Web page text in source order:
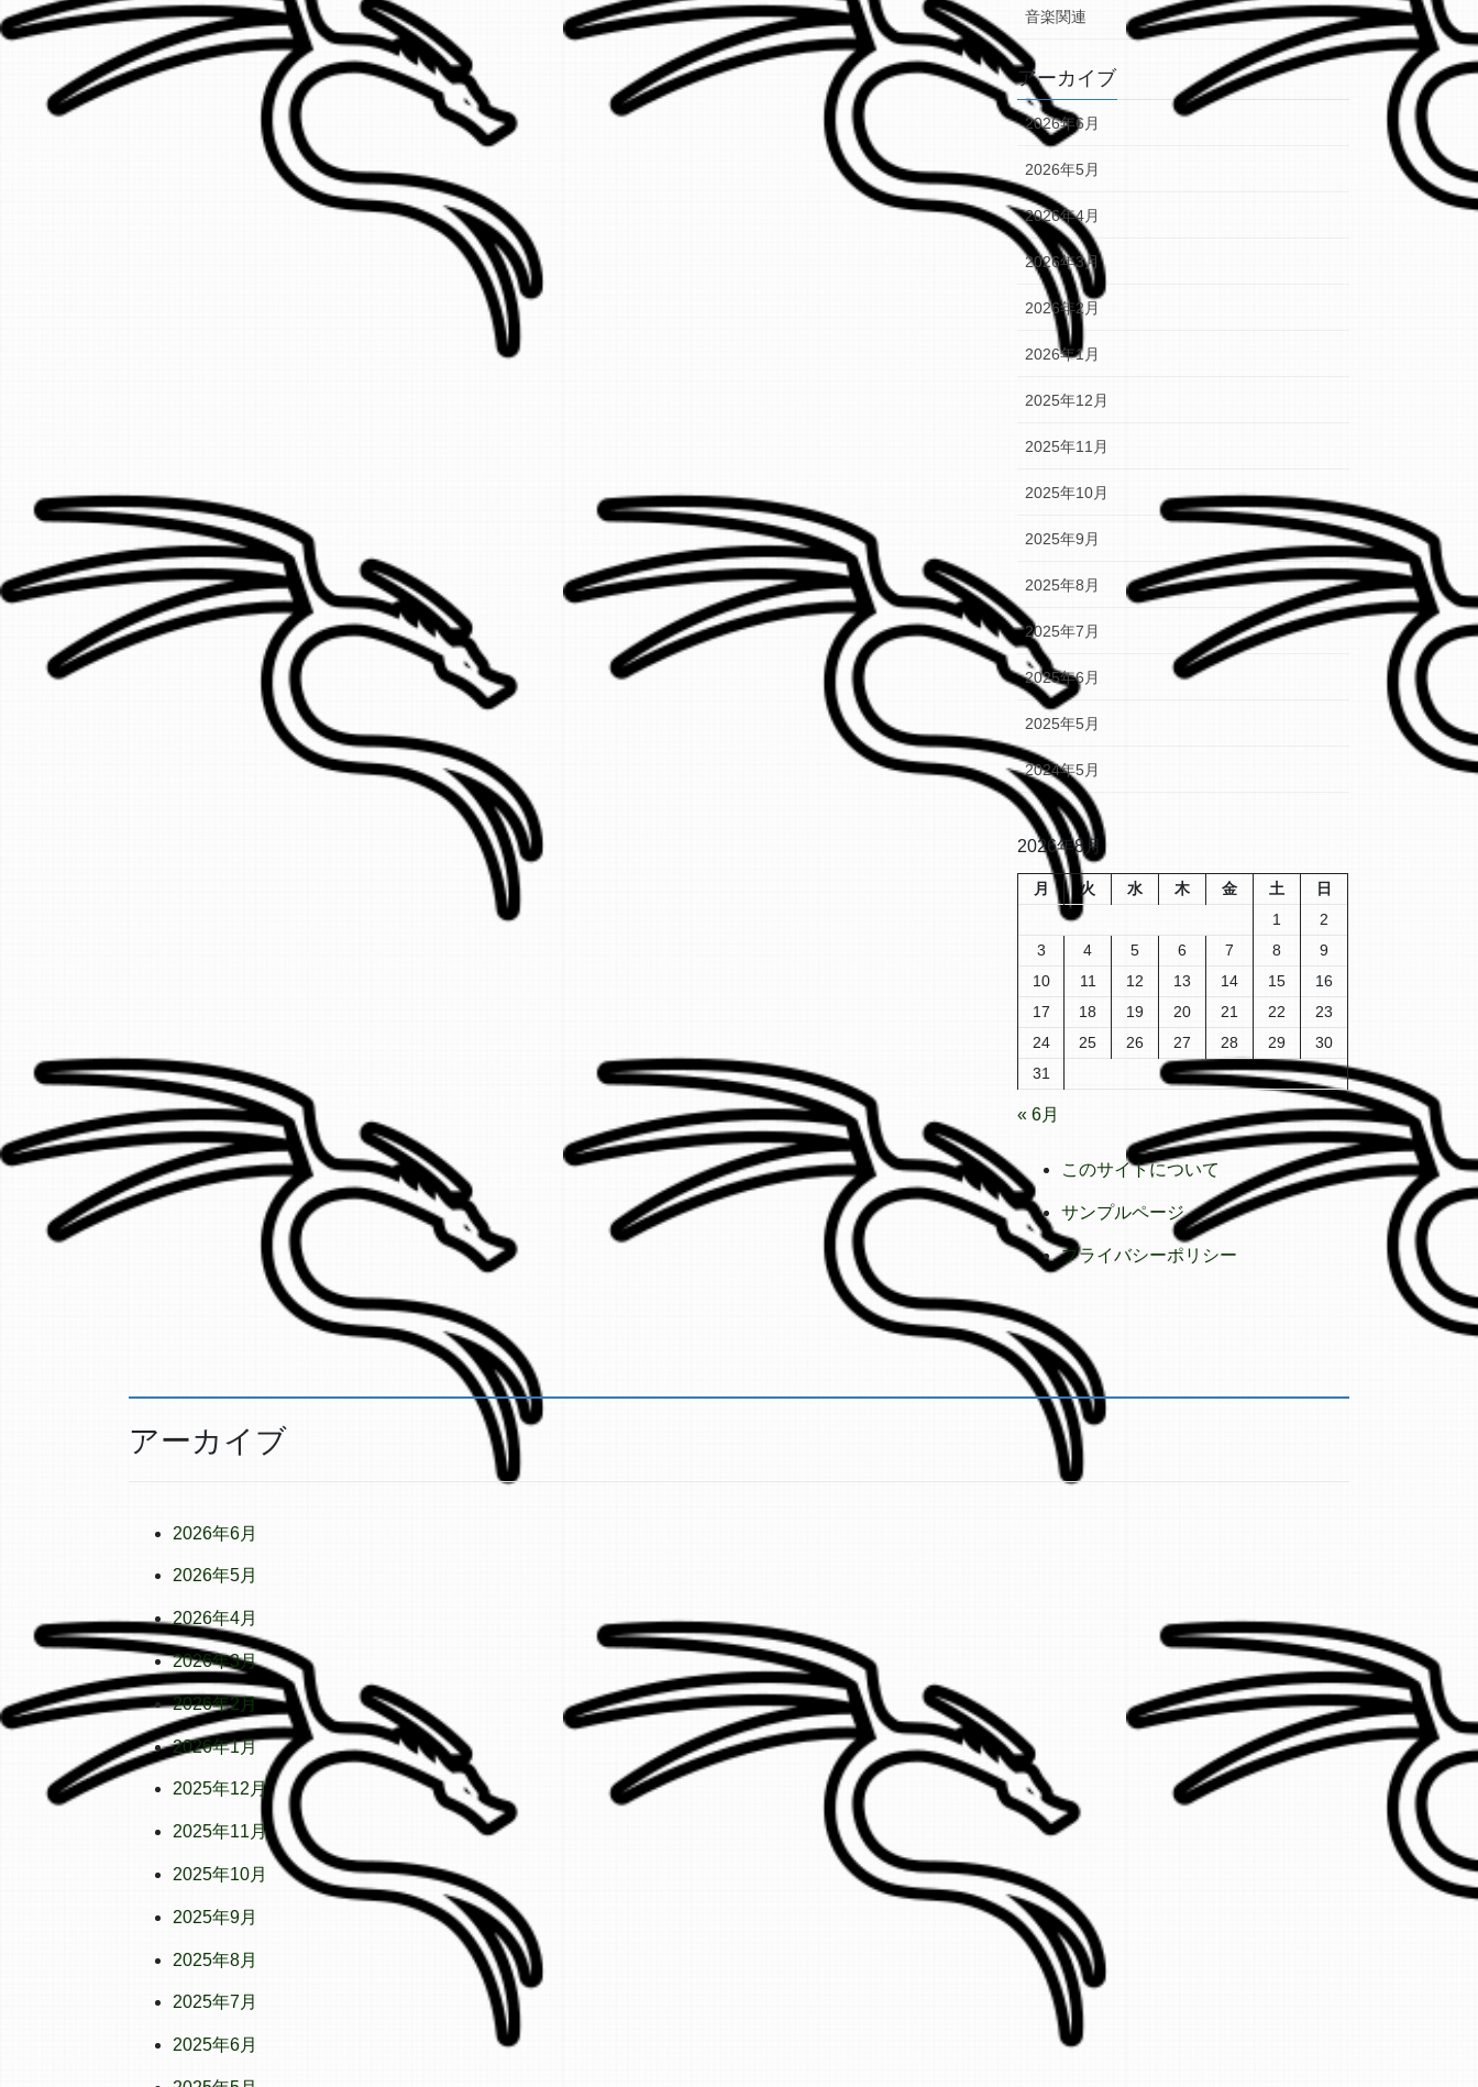
音楽関連
アーカイブ
2026年6月
2026年5月
2026年4月
2026年3月
2026年2月
2026年1月
2025年12月
2025年11月
2025年10月
2025年9月
2025年8月
2025年7月
2025年6月
2025年5月
2024年5月
2026年8月
月 火 水 木 金 土
日
1
2
3
4 5 6 7 8
9
10
11 12 13 14 15
16
17
18 19 20 21 22
23
24
25 26 27 28 29
30
31
« 6月
このサイトについて
サンプルページ
プライバシーポリシー
アーカイブ
2026年6月
2026年5月
2026年4月
2026年3月
2026年2月
2026年1月
2025年12月
2025年11月
2025年10月
2025年9月
2025年8月
2025年7月
2025年6月